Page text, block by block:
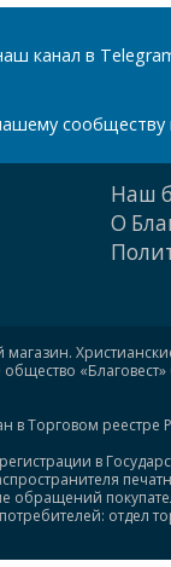
канал в
сообществу
Наш
О
в Торговом
в
отдел